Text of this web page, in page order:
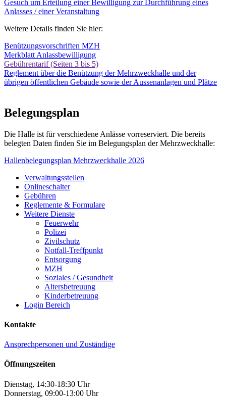
Gesuch um Erteilung einer Bewilligung zur Durchführung eines
Anlasses / einer Veranstaltung
Weitere Details finden Sie hier:
Benützungsvorschriften MZH
Merkblatt Anlassbewilligung
Gebührentarif (Seiten 3 bis 5)
Reglement über die Benützung der Mehrzweckhalle und der
übrigen öffentlichen Gebäude sowie der Aussenanlagen und Plätze
Belegungsplan
Die Halle ist für verschiedene Anlässe vorreserviert. Die bereits
belegten Daten finden Sie im Belegungsplan der Mehrzweckhalle:
Hallenbelegungsplan Mehrzweckhalle 2026
Verwaltungsstellen
Onlineschalter
Gebühren
Reglemente & Formulare
Weitere Dienste
Feuerwehr
Polizei
Zivilschutz
Notfall-Treffpunkt
Entsorgung
MZH
Soziales / Gesundheit
Altersbetreuung
Kinderbetreuung
Login Bereich
Kontakte
Ansprechpersonen und Zuständige
Öffnungszeiten
Dienstag, 14:30-18:30 Uhr
Donnerstag, 09:00-13:00 Uhr